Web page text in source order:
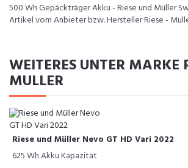
500 Wh Gepäckträger Akku - Riese und Müller
Artikel vom Anbieter bzw. Hersteller Riese -
WEITERES UNTER MARKE
MULLER
Riese und Müller Nevo GT HD Vari 2022
625 Wh Akku Kapazität